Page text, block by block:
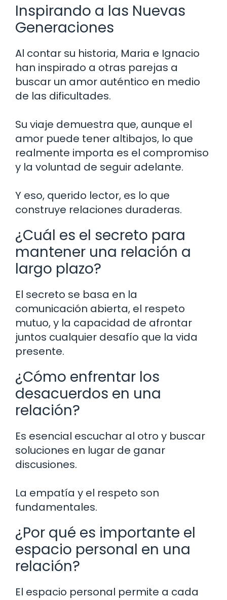
Inspirando a las Nuevas
Generaciones
Al contar su historia, Maria e Ignacio
han inspirado a otras parejas a
buscar un amor auténtico en medio
de las dificultades.
Su viaje demuestra que, aunque el
amor puede tener altibajos, lo que
realmente importa es el compromiso
y la voluntad de seguir adelante.
Y eso, querido lector, es lo que
construye relaciones duraderas.
¿Cuál es el secreto para
mantener una relación a
largo plazo?
El secreto se basa en la
comunicación abierta, el respeto
mutuo, y la capacidad de afrontar
juntos cualquier desafío que la vida
presente.
¿Cómo enfrentar los
desacuerdos en una
relación?
Es esencial escuchar al otro y buscar
soluciones en lugar de ganar
discusiones.
La empatía y el respeto son
fundamentales.
¿Por qué es importante el
espacio personal en una
relación?
El espacio personal permite a cada